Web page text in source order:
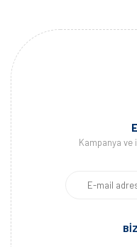
Kampanya